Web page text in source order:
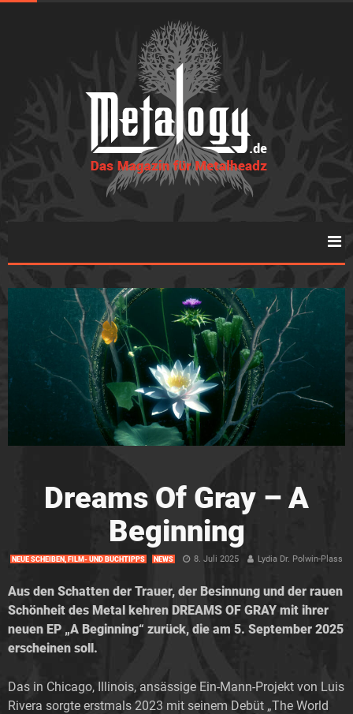
Dreams Of Gray – A
Beginning
NEUE SCHEIBEN, FILM- UND BUCHTIPPS NEWS 8. Juli 2025 Lydia Dr. Polwin-Plass
Aus den Schatten der Trauer, der Besinnung und der rauen
Schönheit des Metal kehren DREAMS OF GRAY mit ihrer
neuen EP „A Beginning“ zurück, die am 5. September 2025
erscheinen soll.
Das in Chicago, Illinois, ansässige Ein-Mann-Projekt von Luis
Rivera sorgte erstmals 2023 mit seinem Debüt „The World